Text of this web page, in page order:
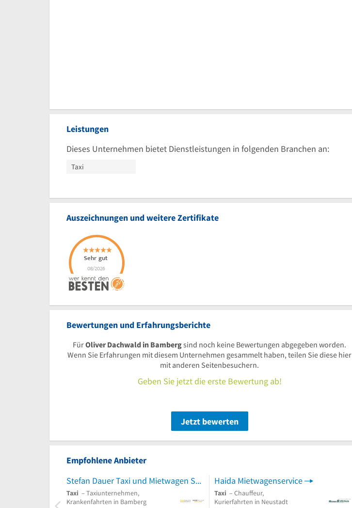
Leistungen
Dieses Unternehmen bietet Dienstleistungen in folgenden Branchen an:
Taxi
Auszeichnungen und weitere Zertifikate
Bewertungen und Erfahrungsberichte
FürOliver Dachwald in Bambergsind noch keine Bewertungen abgegeben worden.
Wenn Sie Erfahrungen mit diesem Unternehmen gesammelt haben, teilen Sie diese hier
mit anderen Seitenbesuchern.
Geben Sie jetzt die erste Bewertung ab!
Jetzt bewerten
Empfohlene Anbieter
Stefan Dauer Taxi und Mietwagen Service
Taxi – Taxiunternehmen,
Krankenfahrten in Bamberg
Haida Mietwagenservice
Taxi – Chauffeur,
Kurierfahrten in Neustadt